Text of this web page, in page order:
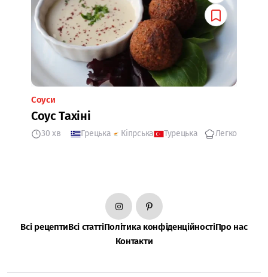
Соуси
Соус Тахіні
30 хв Грецька Кіпрська Турецька Легко
Всі рецептиВсі статтіПолітика конфіденційностіПро нас
Контакти